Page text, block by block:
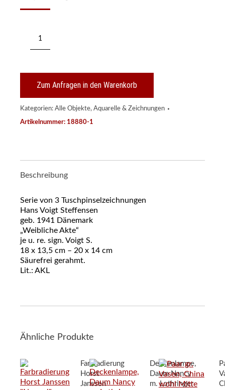
von
Tuschpinselzeichnungen
Hans
"Weibliche
Akte"
Zum Anfragen in den Warenkorb
Kategorien: Alle Objekte, Aquarelle & Zeichnungen
Artikelnummer: 18880-1
Beschreibung
Serie von 3 Tuschpinselzeichnungen
Hans Voigt Steffensen
geb. 1941 Dänemark
„Weibliche Akte“
je u. re. sign. Voigt S.
18 x 13,5 cm – 20 x 14 cm
Säurefrei gerahmt.
Lit.: AKL
Ähnliche Produkte
Farbradierung
Horst
Janssen
Deckenlampe,
Daum Nancy
m. Lothringer